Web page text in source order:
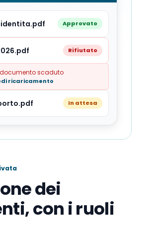
Approvato
Rifiutato
scaduto
ricaricamento
In attesa
dei
con i ruoli